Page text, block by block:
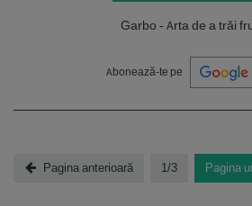
Garbo - Arta de a trăi
Abonează-te pe
Pagina anterioară 1/3 Pagina